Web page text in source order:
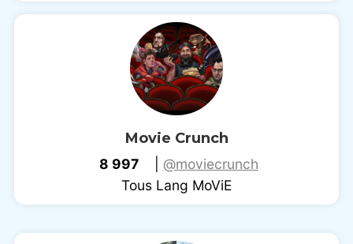
Movie Crunch
8 997| @moviecrunch
Tous Lang MoViE